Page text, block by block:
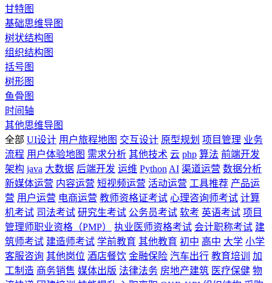
甘特图
基础思维导图
树状结构图
组织结构图
括号图
树形图
鱼骨图
时间轴
其他思维导图
全部 UI设计 用户旅程地图 交互设计 原型规划 项目管理 业务
流程 用户体验地图 需求分析 其他技术 云 php 算法 前端开发
架构 java 大数据 后端开发 运维 Python AI 渠道运营 数据分析
新媒体运营 内容运营 短视频运营 活动运营 工具推荐 产品运
营 用户运营 电商运营 教师资格证考试 心理咨询师考试 计算
机考试 司法考试 研究生考试 公务员考试 软考 英语考试 项目
管理师职业资格（PMP）
执业医师资格考试 会计职称考试 建
筑师考试 建造师考试 学前教育 其他教育 初中 高中 大学 小学
客服咨询 其他岗位 酒店餐饮 金融保险 汽车出行 教育培训
加
工制造 商务销售 媒体出版 法律法务 房地产建筑 医疗保健 物